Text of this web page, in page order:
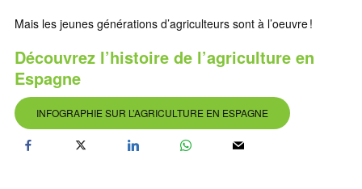
Mais les jeunes générations d’agriculteurs sont à l’oeuvre !
Découvrez l’histoire de l’agriculture en
Espagne
INFOGRAPHIE SUR L’AGRICULTURE EN ESPAGNE